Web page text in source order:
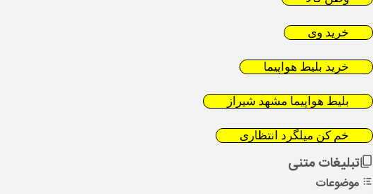
خرید وی
خرید بلیط هواپیما
بلیط هواپیما مشهد شیراز
خم کن میلگرد انتظاری
تبلیغات متنی
موضوعات